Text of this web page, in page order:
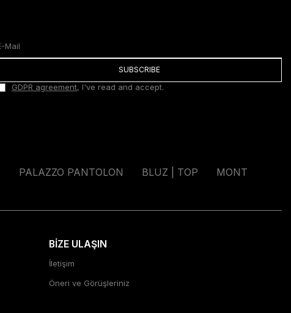
SUBSCRIBE
GDPR agreement, I've read and accept.
PALAZZO PANTOLON BLUZ | TOP
MONT
BİZE ULAŞIN
İletişim
Öneri ve Görüşleriniz